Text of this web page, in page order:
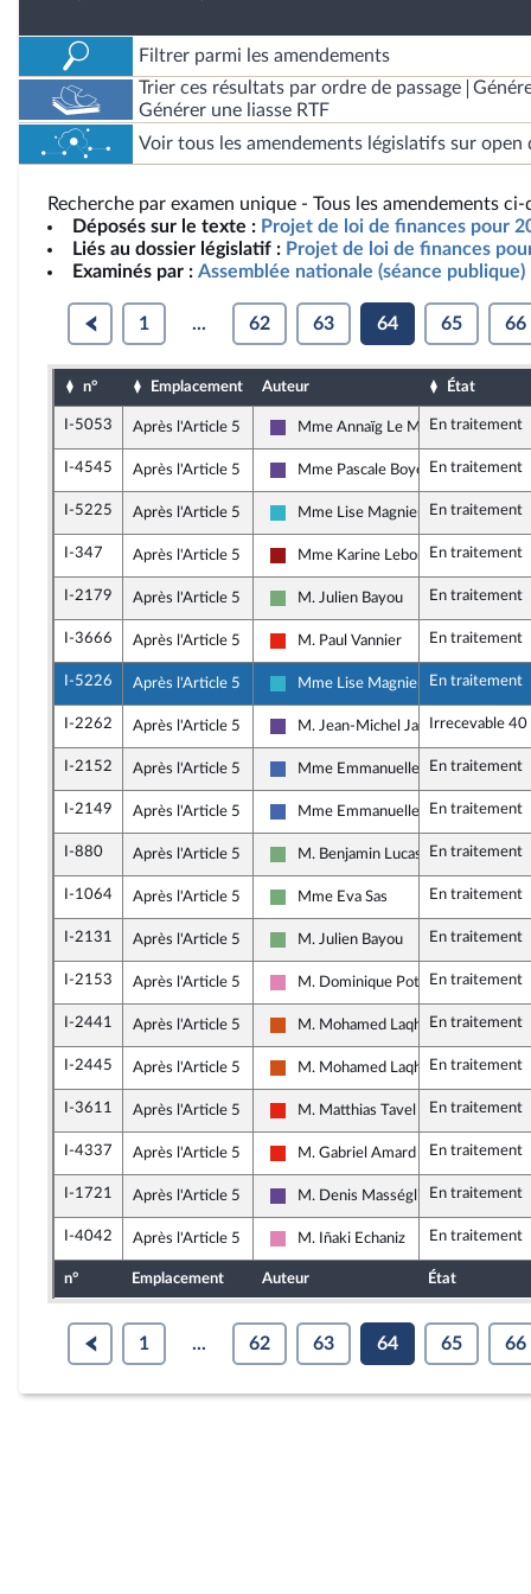
Filtrer parmi les amendements
Trier ces résultats par ordre de passage
Générer une liasse RTF
Voir tous les amendements législatifs sur open
Recherche par examen unique - Tous les amendements
Déposés sur le texte : Projet de loi de finances pour
Liés au dossier législatif : Projet de loi de finances
Examinés par : Assemblée nationale (séance publique)
1 ... 62 63 64 65 66
n° Emplacement Auteur État
I-5053 Après l'Article 5
Renaissance
Mme Annaïg Le MeurEn traitement
I-4545 Après l'Article 5
Renaissance
Mme Pascale Boyer En traitement
I-5225 Après l'Article 5
Horizons et apparentés
Mme Lise Magnier En traitement
I-347 Après l'Article 5
Gauche démocrate et républicaine -
Mme Karine Lebon En traitement
I-2179 Après l'Article 5
Écologiste - NUPES
M. Julien Bayou En traitement
I-3666 Après l'Article 5
La France insoumise - Nouvelle
M. Paul Vannier En traitement
I-5226 Après l'Article 5
Horizons et apparentés
Mme Lise Magnier En traitement
I-2262 Après l'Article 5
Renaissance
M. Jean-Michel JacquesIrrecevable 40
I-2152 Après l'Article 5
Les Républicains
Mme Emmanuelle Anthoine
En traitement
I-2149 Après l'Article 5
Les Républicains
Mme Emmanuelle Anthoine
En traitement
I-880 Après l'Article 5
Écologiste - NUPES
M. Benjamin Lucas-LundyEn traitement
I-1064 Après l'Article 5
Écologiste - NUPES
Mme Eva Sas En traitement
I-2131 Après l'Article 5
Écologiste - NUPES
M. Julien Bayou En traitement
I-2153 Après l'Article 5
Socialistes et apparentés (membre
M. Dominique PotierEn traitement
I-2441 Après l'Article 5
Démocrate (MoDem et
M. Mohamed LaqhilaEn traitement
I-2445 Après l'Article 5
Démocrate (MoDem et
M. Mohamed LaqhilaEn traitement
I-3611 Après l'Article 5
La France insoumise - Nouvelle
M. Matthias Tavel En traitement
I-4337 Après l'Article 5
La France insoumise - Nouvelle
M. Gabriel Amard En traitement
I-1721 Après l'Article 5
Renaissance
M. Denis Masséglia En traitement
I-4042 Après l'Article 5
Socialistes et apparentés (membre
M. Iñaki Echaniz En traitement
n° Emplacement Auteur État
1 ... 62 63 64 65 66